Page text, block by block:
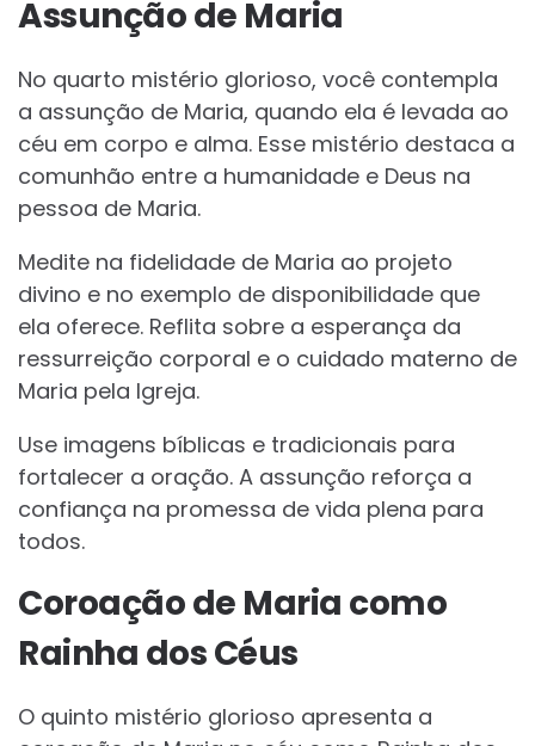
Assunção de Maria
No quarto mistério glorioso, você contempla
a assunção de Maria, quando ela é levada ao
céu em corpo e alma. Esse mistério destaca a
comunhão entre a humanidade e Deus na
pessoa de Maria.
Medite na fidelidade de Maria ao projeto
divino e no exemplo de disponibilidade que
ela oferece. Reflita sobre a esperança da
ressurreição corporal e o cuidado materno de
Maria pela Igreja.
Use imagens bíblicas e tradicionais para
fortalecer a oração. A assunção reforça a
confiança na promessa de vida plena para
todos.
Coroação de Maria como
Rainha dos Céus
O quinto mistério glorioso apresenta a